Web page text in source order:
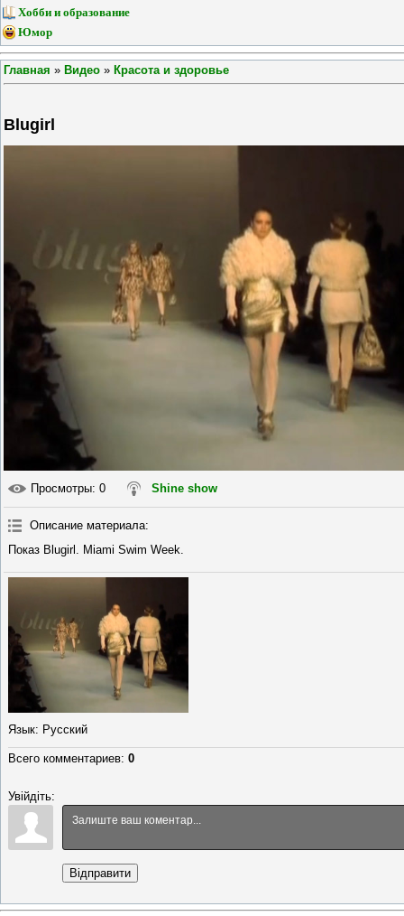
Хобби и образование
Юмор
Главная » Видео » Красота и здоровье
Blugirl
Просмотры: 0 Shine show
Описание материала:
Показ Blugirl. Miami Swim Week.
Язык: Русский
Всего комментариев: 0
Увійдіть:
Відправити